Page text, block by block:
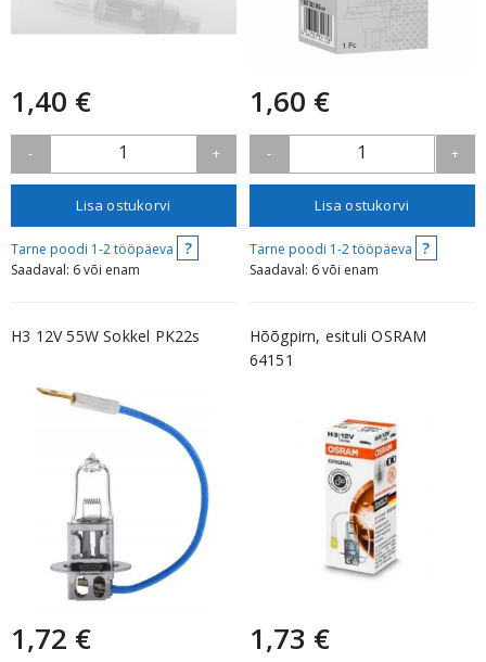
1,40 €
- 1 +
Lisa ostukorvi
Tarne poodi 1-2 tööpäeva ?
Saadaval: 6 või enam
1,60 €
- 1 +
Lisa ostukorvi
Tarne poodi 1-2 tööpäeva ?
Saadaval: 6 või enam
H3 12V 55W Sokkel PK22s
1,72 €
Hõõgpirn, esituli OSRAM
64151
1,73 €